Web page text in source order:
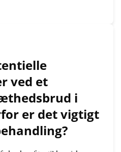
ved et
i
er det vigtigt